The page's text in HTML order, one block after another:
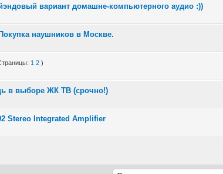
вариант домашне-компьютерного аудио :))
наушников в Москве.
1 2 )
в выборе ЖК ТВ (срочно!)
Stereo Integrated Amplifier